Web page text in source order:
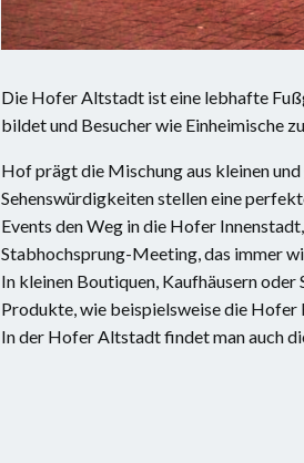
Die Hofer Altstadt ist eine lebhafte
bildet und Besucher wie Einheimische
Hof prägt die Mischung aus kleinen
Sehenswürdigkeiten stellen eine
Events den Weg in die Hofer
Stabhochsprung-Meeting, das immer
In kleinen Boutiquen, Kaufhäusern
Produkte, wie beispielsweise die
In der Hofer Altstadt findet man auch